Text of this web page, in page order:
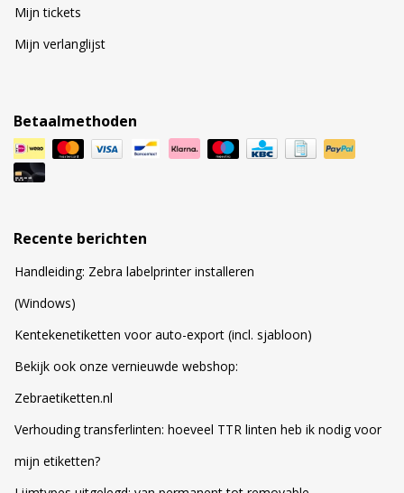
Mijn tickets
Mijn verlanglijst
Betaalmethoden
Recente berichten
Handleiding: Zebra labelprinter installeren
(Windows)
Kentekenetiketten voor auto-export (incl. sjabloon)
Bekijk ook onze vernieuwde webshop:
Zebraetiketten.nl
Verhouding transferlinten: hoeveel TTR linten heb ik nodig voor
mijn etiketten?